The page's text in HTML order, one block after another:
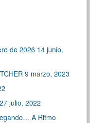
de 2026 14 junio,
9 marzo, 2023
27 julio, 2022
A Ritmo